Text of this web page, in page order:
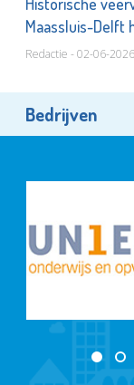
Maassluis-Delft
Redactie - 02-06-2026
Bedrijven